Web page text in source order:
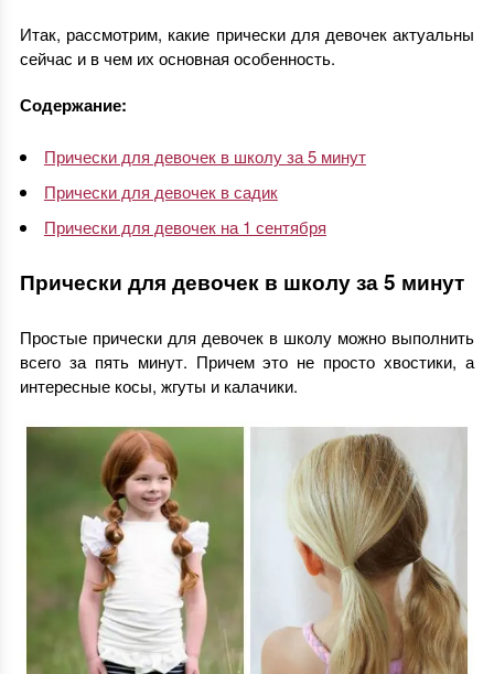
Итак, рассмотрим, какие прически для девочек актуальны
сейчас и в чем их основная особенность.
Содержание:
Прически для девочек в школу за 5 минут
Прически для девочек в садик
Прически для девочек на 1 сентября
Прически для девочек в школу за 5 минут
Простые прически для девочек в школу можно выполнить
всего за пять минут. Причем это не просто хвостики, а
интересные косы, жгуты и калачики.